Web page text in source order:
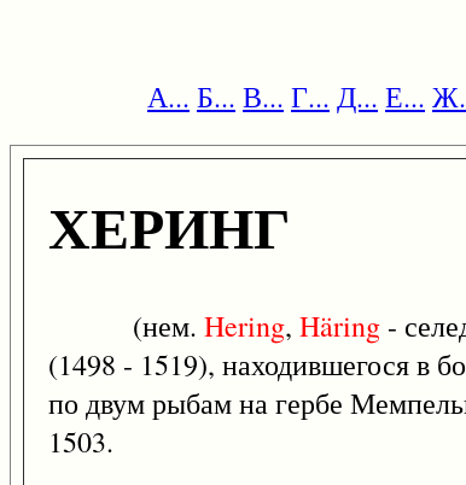
А... Б... В... Г... Д... Е...
ХЕРИНГ
(нем. Hering, Häring -
(1498 - 1519), находившегося в
по двум рыбам на гербе
1503.